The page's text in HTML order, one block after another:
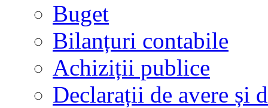
Buget
Bilanțuri contabile
Achiziții publice
Declarații de avere și